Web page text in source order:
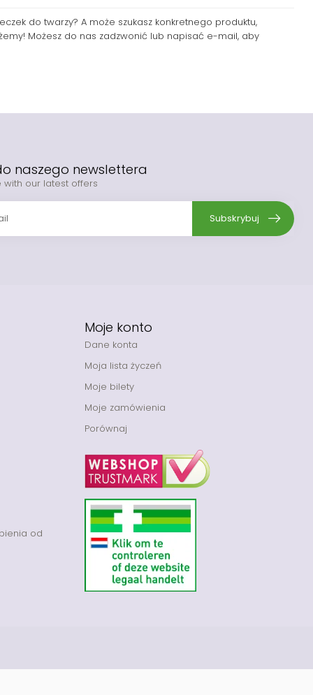
do twarzy? A może szukasz konkretnego produktu,
Możesz do nas zadzwonić lub napisać e-mail, aby
naszego newslettera
with our latest offers
Subskrybuj
od
Moje konto
Dane konta
Moja lista życzeń
Moje bilety
Moje zamówienia
Porównaj